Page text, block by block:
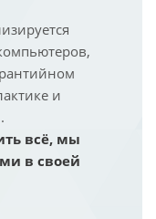
и
всё, мы
в своей